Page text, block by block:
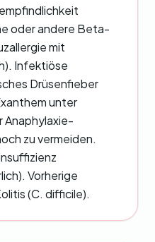
oder andere Beta-
mit
Infektiöse
Drüsenfieber
unter
Anaphylaxie-
zu vermeiden.
Vorherige
(C. difficile).